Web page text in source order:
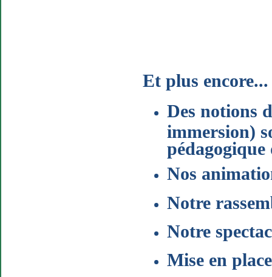
Et plus
Des notions
immersion)
pédagogique
Nos
Notre
Notre
Mise en